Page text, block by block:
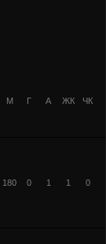
М Г А ЖК ЧК
180 0 1 1 0